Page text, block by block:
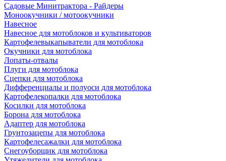
Садовые Минитрактора - Райдеры
Моноокучники / мотоокучники
Навесное
Навесное для мотоблоков и культиваторов
Картофелевыкапыватели для мотоблока
Окучники для мотоблока
Лопаты-отвалы
Плуги для мотоблока
Сцепки для мотоблока
Дифференциалы и полуоси для мотоблока
Картофелекопалки для мотоблока
Косилки для мотоблока
Борона для мотоблока
Адаптер для мотоблока
Грунтозацепы для мотоблока
Картофелесажалки для мотоблока
Снегоуборщик для мотоблока